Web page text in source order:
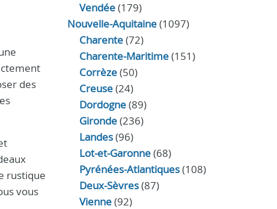
des
rustique
vous
Vendée(179)
Nouvelle-Aquitaine(1097)
Charente(72)
Charente-Maritime(151)
Corrèze(50)
Creuse(24)
Dordogne(89)
Gironde(236)
Landes(96)
Lot-et-Garonne(68)
Pyrénées-Atlantiques(108)
Deux-Sèvres(87)
Vienne(92)